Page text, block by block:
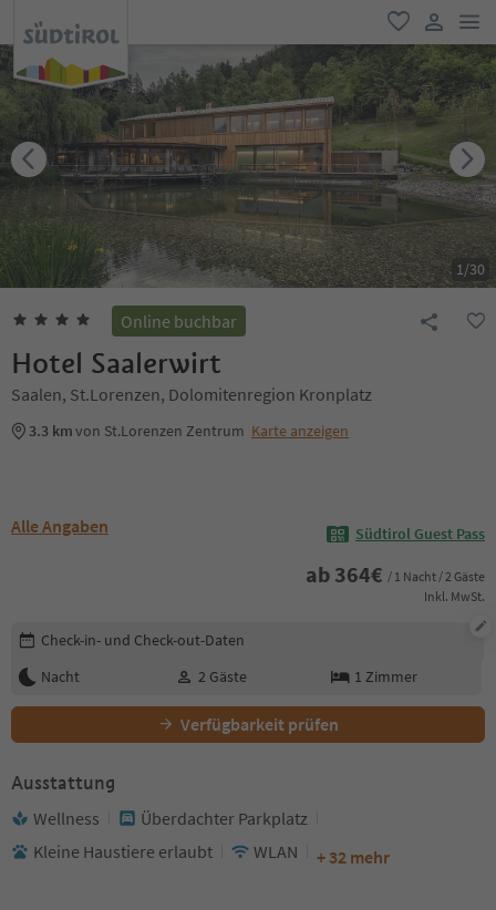
favorit
user link
1/30
Online buchbar
Hotel Saalerwirt
Saalen, St.Lorenzen, Dolomitenregion Kronplatz
3.3 kmvon St.Lorenzen Zentrum Karte anzeigen
Alle Angaben Südtirol Guest Pass
ab 364€ / 1 Nacht / 2 Gäste
Inkl. MwSt.
Buchungsdetails bearbeiten
Check-in- und Check-out-Daten
Nacht
2 Gäste 1 Zimmer
Verfügbarkeit prüfen
Ausstattung
Wellness
Überdachter Parkplatz
Kleine Haustiere erlaubt
WLAN + 32 mehr